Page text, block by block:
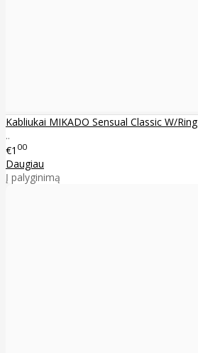
Kabliukai MIKADO Sensual Classic W/Ring
..
€1 00
Daugiau
Į palyginimą